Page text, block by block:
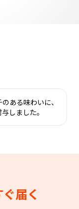
ある味わいに、
しました。
届く